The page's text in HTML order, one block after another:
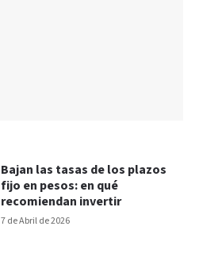
7 de Abril de 2026
Bajan las tasas de los plazos
fijo en pesos: en qué
recomiendan invertir